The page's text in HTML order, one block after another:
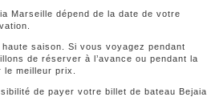
Marseille dépend de la date de votre
saison. Si vous voyagez pendant
de réserver à l’avance ou pendant la
meilleur prix.
de payer votre billet de bateau Bejaia